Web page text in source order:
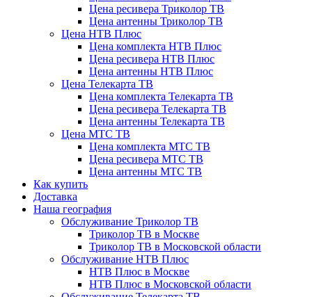
Цена ресивера Триколор ТВ
Цена антенны Триколор ТВ
Цена НТВ Плюс
Цена комплекта НТВ Плюс
Цена ресивера НТВ Плюс
Цена антенны НТВ Плюс
Цена Телекарта ТВ
Цена комплекта Телекарта ТВ
Цена ресивера Телекарта ТВ
Цена антенны Телекарта ТВ
Цена МТС ТВ
Цена комплекта МТС ТВ
Цена ресивера МТС ТВ
Цена антенны МТС ТВ
Как купить
Доставка
Наша география
Обслуживание Триколор ТВ
Триколор ТВ в Москве
Триколор ТВ в Московской области
Обслуживание НТВ Плюс
НТВ Плюс в Москве
НТВ Плюс в Московской области